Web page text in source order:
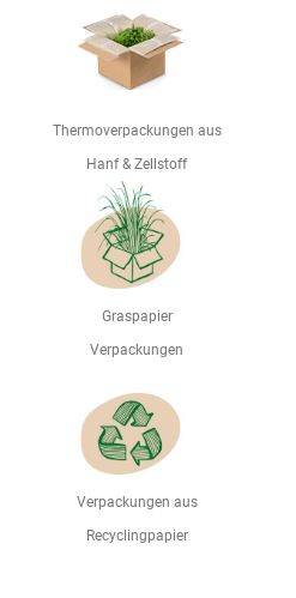
Thermoverpackungen aus
Hanf & Zellstoff
Graspapier
Verpackungen
Verpackungen aus
Recyclingpapier